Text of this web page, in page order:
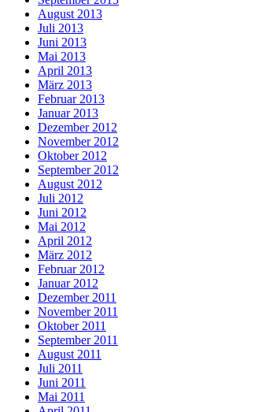
August 2013
Juli 2013
Juni 2013
Mai 2013
April 2013
März 2013
Februar 2013
Januar 2013
Dezember 2012
November 2012
Oktober 2012
September 2012
August 2012
Juli 2012
Juni 2012
Mai 2012
April 2012
März 2012
Februar 2012
Januar 2012
Dezember 2011
November 2011
Oktober 2011
September 2011
August 2011
Juli 2011
Juni 2011
Mai 2011